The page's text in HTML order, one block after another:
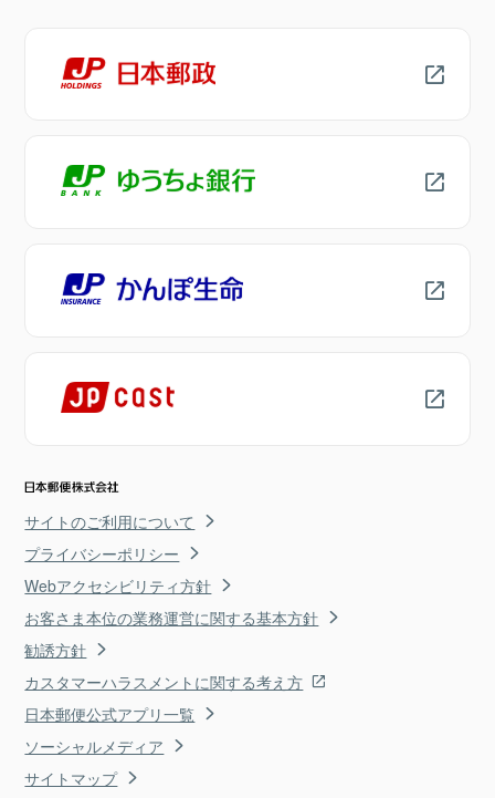
サイトのご利用について
プライバシーポリシー
Webアクセシビリティ方針
お客さま本位の業務運営に関する基本方針
勧誘方針
カスタマーハラスメントに関する考え方
日本郵便公式アプリ一覧
ソーシャルメディア
サイトマップ